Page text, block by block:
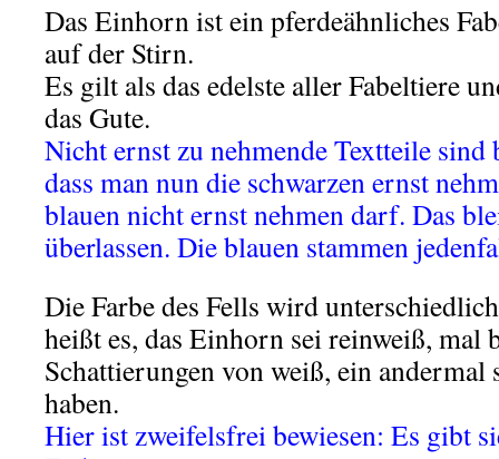
Das Einhorn ist ein pferdeähnliches
auf der Stirn.
Es gilt als das edelste aller Fabeltiere
das Gute.
Nicht ernst zu nehmende Textteile sind
dass man nun die schwarzen ernst
blauen nicht ernst nehmen darf. Das
überlassen. Die blauen stammen
Die Farbe des Fells wird
heißt es, das Einhorn sei reinweiß, mal
Schattierungen von weiß, ein andermal
haben.
Hier ist zweifelsfrei bewiesen: Es gibt